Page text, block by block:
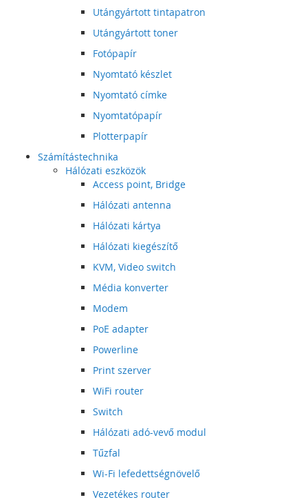
Utángyártott tintapatron
Utángyártott toner
Fotópapír
Nyomtató készlet
Nyomtató címke
Nyomtatópapír
Plotterpapír
Számítástechnika
Hálózati eszközök
Access point, Bridge
Hálózati antenna
Hálózati kártya
Hálózati kiegészítő
KVM, Video switch
Média konverter
Modem
PoE adapter
Powerline
Print szerver
WiFi router
Switch
Hálózati adó-vevő modul
Tűzfal
Wi-Fi lefedettségnövelő
Vezetékes router